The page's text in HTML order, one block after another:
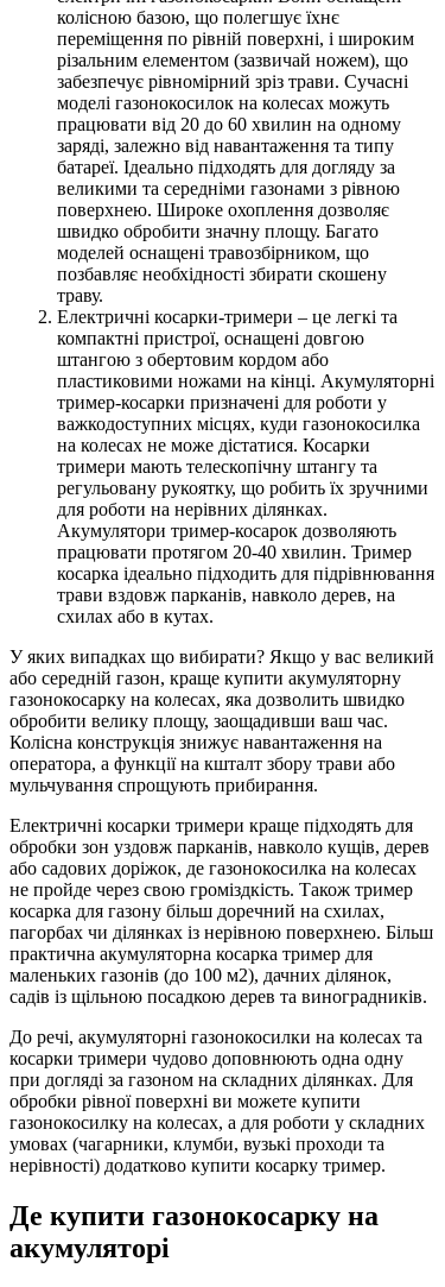
колісною базою, що полегшує їхнє
переміщення по рівній поверхні, і широким
різальним елементом (зазвичай ножем), що
забезпечує рівномірний зріз трави. Сучасні
моделі газонокосилок на колесах можуть
працювати від 20 до 60 хвилин на одному
заряді, залежно від навантаження та типу
батареї. Ідеально підходять для догляду за
великими та середніми газонами з рівною
поверхнею. Широке охоплення дозволяє
швидко обробити значну площу. Багато
моделей оснащені травозбірником, що
позбавляє необхідності збирати скошену
траву.
Електричні косарки-тримери – це легкі та
компактні пристрої, оснащені довгою
штангою з обертовим кордом або
пластиковими ножами на кінці. Акумуляторні
тример-косарки призначені для роботи у
важкодоступних місцях, куди газонокосилка
на колесах не може дістатися. Косарки
тримери мають телескопічну штангу та
регульовану рукоятку, що робить їх зручними
для роботи на нерівних ділянках.
Акумулятори тример-косарок дозволяють
працювати протягом 20-40 хвилин. Тример
косарка ідеально підходить для підрівнювання
трави вздовж парканів, навколо дерев, на
схилах або в кутах.
У яких випадках що вибирати? Якщо у вас великий
або середній газон, краще купити акумуляторну
газонокосарку на колесах, яка дозволить швидко
обробити велику площу, заощадивши ваш час.
Колісна конструкція знижує навантаження на
оператора, а функції на кшталт збору трави або
мульчування спрощують прибирання.
Електричні косарки тримери краще підходять для
обробки зон уздовж парканів, навколо кущів, дерев
або садових доріжок, де газонокосилка на колесах
не пройде через свою громіздкість. Також тример
косарка для газону більш доречний на схилах,
пагорбах чи ділянках із нерівною поверхнею. Більш
практична акумуляторна косарка тример для
маленьких газонів (до 100 м2), дачних ділянок,
садів із щільною посадкою дерев та виноградників.
До речі, акумуляторні газонокосилки на колесах та
косарки тримери чудово доповнюють одна одну
при догляді за газоном на складних ділянках. Для
обробки рівної поверхні ви можете купити
газонокосилку на колесах, а для роботи у складних
умовах (чагарники, клумби, вузькі проходи та
нерівності) додатково купити косарку тример.
Де купити газонокосарку на
акумуляторі